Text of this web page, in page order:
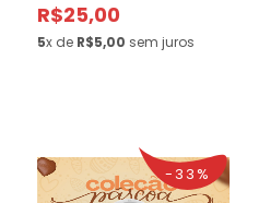
R$25,00
5x de R$5,00 sem juros
-33%